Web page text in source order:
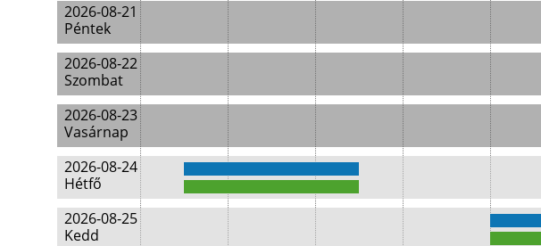
2026-08-21
Péntek
2026-08-22
Szombat
2026-08-23
Vasárnap
2026-08-24
Hétfő
2026-08-25
Kedd